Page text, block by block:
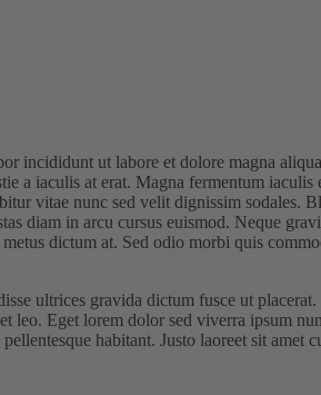
incididunt ut labore et dolore magna
a iaculis at erat. Magna fermentum
vitae nunc sed velit dignissim sodales.
diam in arcu cursus euismod. Neque
dictum at. Sed odio morbi quis
ultrices gravida dictum fusce ut
leo. Eget lorem dolor sed viverra ipsum
habitant. Justo laoreet sit amet